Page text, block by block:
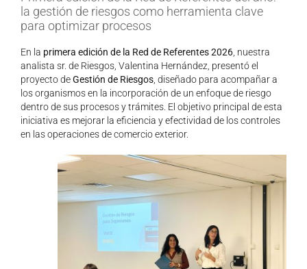
la gestión de riesgos como herramienta clave
para optimizar procesos
En la primera edición de la Red de Referentes 2026, nuestra
analista sr. de Riesgos, Valentina Hernández, presentó el
proyecto deGestión de Riesgos, diseñado para acompañar a
los organismos en la incorporación de un enfoque de riesgo
dentro de sus procesos y trámites. El objetivo principal de esta
iniciativa es mejorar la eficiencia y efectividad de los controles
en las operaciones de comercio exterior.